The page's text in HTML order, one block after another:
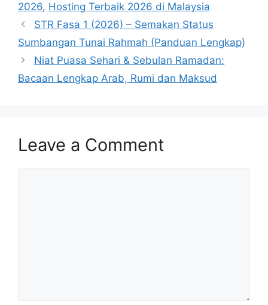
2026, Hosting Terbaik 2026 di Malaysia
STR Fasa 1 (2026) – Semakan Status
Sumbangan Tunai Rahmah (Panduan Lengkap)
Niat Puasa Sehari & Sebulan Ramadan:
Bacaan Lengkap Arab, Rumi dan Maksud
Leave a Comment